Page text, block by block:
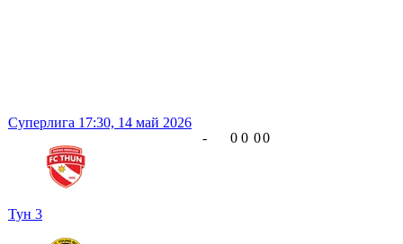
Суперлига 17:30, 14 май 2026
Тун 3
- 0 0 00